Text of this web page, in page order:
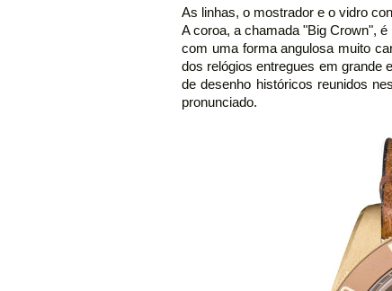
As linhas, o mostrador e o vidro
A coroa, a chamada "Big Crown",
com uma forma angulosa muito
dos relógios entregues em grande
de desenho históricos reunidos
pronunciado.